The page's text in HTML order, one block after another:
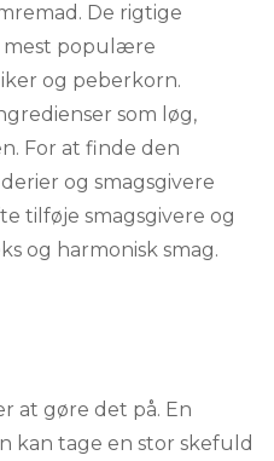
De rigtige
mest populære
og peberkorn.
som løg,
For at finde den
og smagsgivere
tilføje smagsgivere og
og harmonisk smag.
at gøre det på. En
kan tage en stor skefuld